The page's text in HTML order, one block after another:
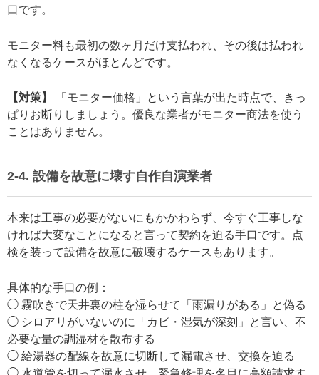
口です。
モニター料も最初の数ヶ月だけ支払われ、その後は払われ
なくなるケースがほとんどです。
【対策】
「モニター価格」という言葉が出た時点で、きっ
ぱりお断りしましょう。優良な業者がモニター商法を使う
ことはありません。
2-4. 設備を故意に壊す自作自演業者
本来は工事の必要がないにもかかわらず、今すぐ工事しな
ければ大変なことになると言って契約を迫る手口です。点
検を装って設備を故意に破壊するケースもあります。
具体的な手口の例：
◯ 霧吹きで天井裏の柱を湿らせて「雨漏りがある」と偽る
◯ シロアリがいないのに「カビ・湿気が深刻」と言い、不
必要な量の調湿材を散布する
◯ 給湯器の配線を故意に切断して漏電させ、交換を迫る